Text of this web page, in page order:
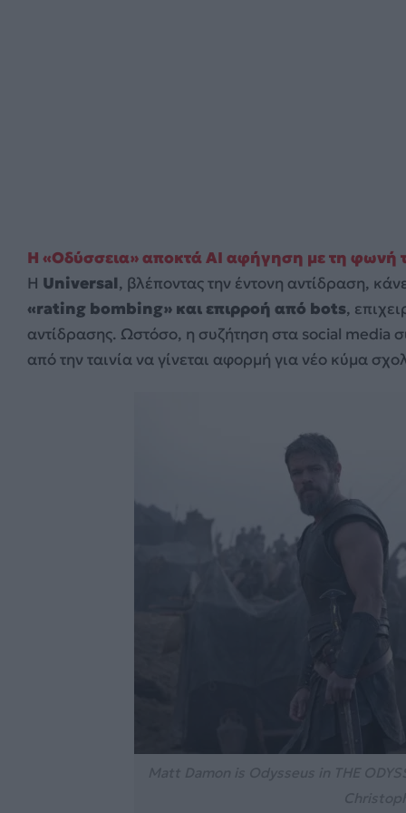
Η «Οδύσσεια» αποκτά AI αφήγηση με τη φωνή
Η Universal, βλέποντας την έντονη αντίδραση,
«rating bombing» και επιρροή από bots,
αντίδρασης. Ωστόσο, η συζήτηση στα social media
από την ταινία να γίνεται αφορμή για νέο κύμα